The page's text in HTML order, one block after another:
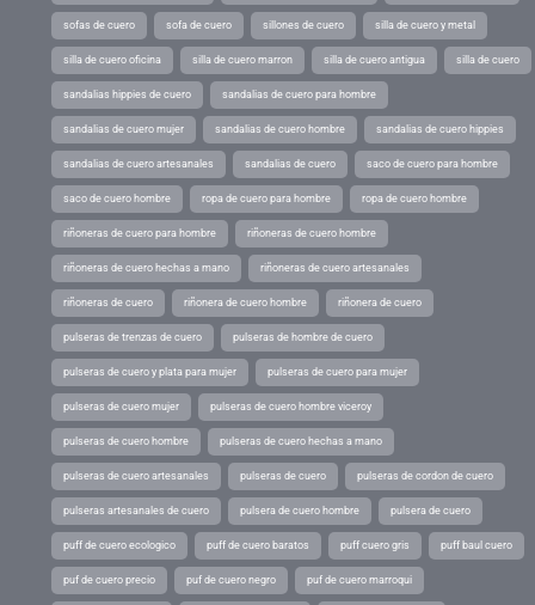
sofas de cuero sofa de cuero sillones de cuero silla de cuero y metal
silla de cuero oficina silla de cuero marron silla de cuero antigua silla de cuero
sandalias hippies de cuero sandalias de cuero para hombre
sandalias de cuero mujer sandalias de cuero hombre sandalias de cuero hippies
sandalias de cuero artesanales sandalias de cuero saco de cuero para hombre
saco de cuero hombre ropa de cuero para hombre ropa de cuero hombre
riñoneras de cuero para hombre riñoneras de cuero hombre
riñoneras de cuero hechas a mano riñoneras de cuero artesanales
riñoneras de cuero riñonera de cuero hombre riñonera de cuero
pulseras de trenzas de cuero pulseras de hombre de cuero
pulseras de cuero y plata para mujer pulseras de cuero para mujer
pulseras de cuero mujer pulseras de cuero hombre viceroy
pulseras de cuero hombre pulseras de cuero hechas a mano
pulseras de cuero artesanales pulseras de cuero pulseras de cordon de cuero
pulseras artesanales de cuero pulsera de cuero hombre pulsera de cuero
puff de cuero ecologico puff de cuero baratos puff cuero gris puff baul cuero
puf de cuero precio puf de cuero negro puf de cuero marroqui